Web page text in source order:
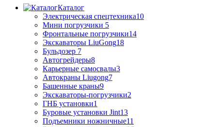
Каталог
Электрическая спецтехника10
Мини погрузчики 5
Фронтальные погрузчики14
Экскаваторы LiuGong18
Бульдозер 7
Автогрейдеры8
Карьерные самосвалы3
Автокраны Liugong7
Башенные краны9
Экскаваторы-погрузчики2
ГНБ установки1
Буровые установки Jint13
Подъемники ножничные11